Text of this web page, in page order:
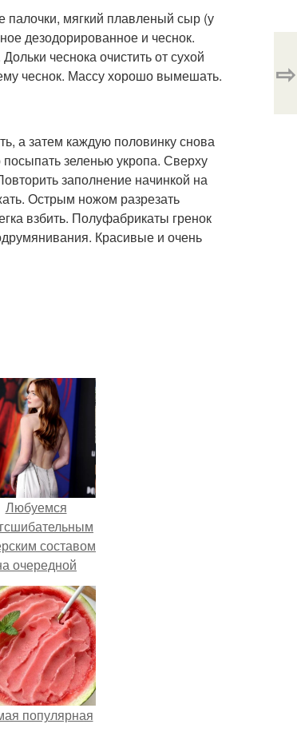
палочки, мягкий плавленый сыр (у
дезодорированное и чеснок.
чеснока очистить от сухой
чеснок. Массу хорошо вымешать.
а затем каждую половинку снова
зеленью укропа. Сверху
заполнение начинкой на
Острым ножом разрезать
взбить. Полуфабрикаты гренок
Красивые и очень
⇨
Любуемся
составом
очередной
нового
- паука.
популярная